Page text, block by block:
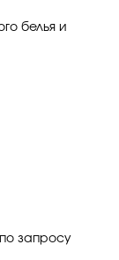
белья и
запросу